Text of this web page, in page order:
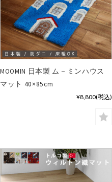
MOOMIN 日本製 ム－ミンハウス
マット 40×85cm
¥8,800(税込)